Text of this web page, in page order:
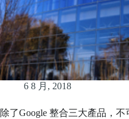
6 8 月, 2018
除了Google 整合三大產品，不